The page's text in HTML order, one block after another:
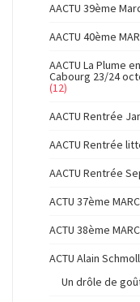
AACTU 39ème
AACTU 40ème
AACTU La Plume
Cabourg 23/24
(12)
AACTU Rentrée
AACTU Rentrée
AACTU Rentrée
ACTU 37ème
ACTU 38ème
ACTU Alain Schmoll
Un drôle de